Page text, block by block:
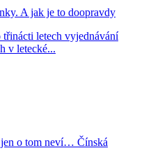
A jak je to doopravdy
letech vyjednávání
v letecké...
o tom neví… Čínská